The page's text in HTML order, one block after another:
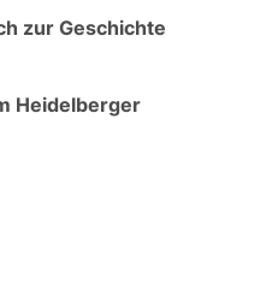
zur Geschichte
Heidelberger